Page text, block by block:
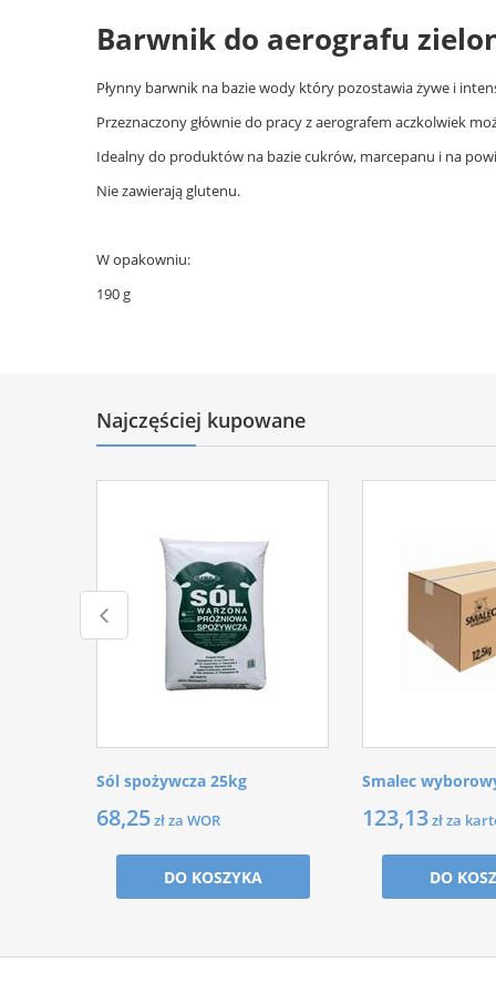
Barwnik do aerografu
Płynny barwnik na bazie wody który pozostawia żywe i
Przeznaczony głównie do pracy z aerografem aczkolwiek
Idealny do produktów na bazie cukrów, marcepanu i na
Nie zawierają glutenu.
W opakowniu:
190 g
Najczęściej kupowane
Sól spożywcza 25kg
68,25zł za WOR
DO KOSZYKA
Smalec
123,13zł za
DO